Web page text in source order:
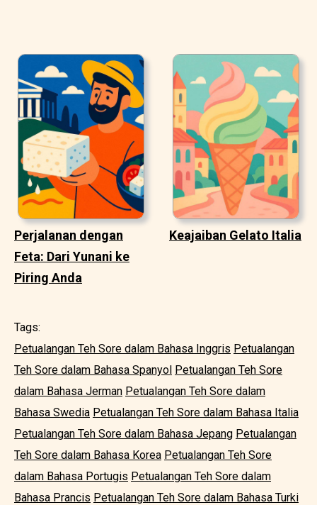
Perjalanan dengan
Feta: Dari Yunani ke
Piring Anda
Keajaiban Gelato Italia
Tags:
Petualangan Teh Sore dalam Bahasa Inggris Petualangan
Teh Sore dalam Bahasa Spanyol Petualangan Teh Sore
dalam Bahasa Jerman Petualangan Teh Sore dalam
Bahasa Swedia Petualangan Teh Sore dalam Bahasa Italia
Petualangan Teh Sore dalam Bahasa Jepang Petualangan
Teh Sore dalam Bahasa Korea Petualangan Teh Sore
dalam Bahasa Portugis Petualangan Teh Sore dalam
Bahasa Prancis Petualangan Teh Sore dalam Bahasa Turki